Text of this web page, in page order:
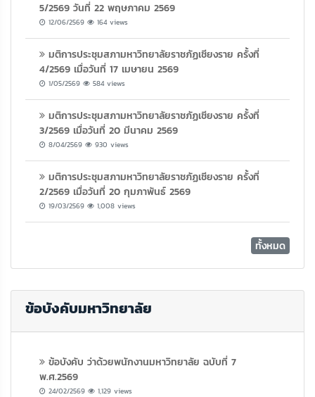
5/2569 วันที่ 22 พฤษภาคม 2569
12/06/2569 164 views
มติการประชุมสภามหาวิทยาลัยราชภัฏเชียงราย ครั้งที่
4/2569 เมื่อวันที่ 17 เมษายน 2569
1/05/2569 584 views
มติการประชุมสภามหาวิทยาลัยราชภัฏเชียงราย ครั้งที่
3/2569 เมื่อวันที่ 20 มีนาคม 2569
8/04/2569 930 views
มติการประชุมสภามหาวิทยาลัยราชภัฏเชียงราย ครั้งที่
2/2569 เมื่อวันที่ 20 กุมภาพันธ์ 2569
19/03/2569 1,008 views
ทั้งหมด
ข้อบังคับมหาวิทยาลัย
ข้อบังคับ ว่าด้วยพนักงานมหาวิทยาลัย ฉบับที่ 7
พ.ศ.2569
24/02/2569 1,129 views